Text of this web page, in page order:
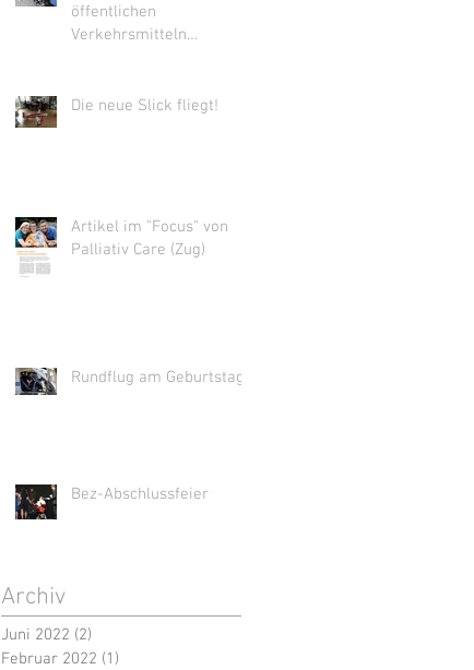
öffentlichen
Verkehrsmitteln
Die neue Slick fliegt!
Artikel im "Focus" von
Palliativ Care (Zug)
Rundflug am Geburtstag
Bez-Abschlussfeier
Archiv
Juni 2022 (2)
Februar 2022 (1)